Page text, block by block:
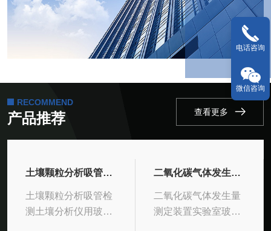
RECOMMEND
产品推荐 查看更多
土壤颗粒分析吸管检测土壤分析仪用玻璃仪器
土壤颗粒分析吸管检
测土壤分析仪用玻璃
二氧化碳气体发生量测定装置实验室玻璃仪器
二氧化碳气体发生量
测定装置实验室玻璃
电话咨询
微信咨询